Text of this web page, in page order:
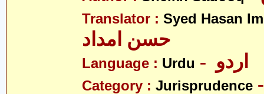
Translator : Syed Hasan
Language : Urdu
Category : Jurisprudence